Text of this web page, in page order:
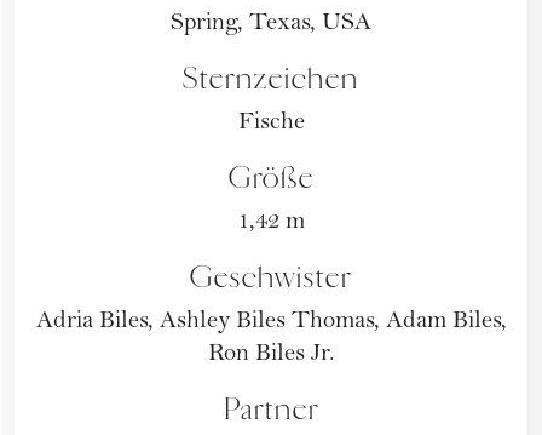
Spring, Texas, USA
Sternzeichen
Fische
Größe
1,42 m
Geschwister
Adria Biles, Ashley Biles Thomas, Adam Biles,
Ron Biles Jr.
Partner